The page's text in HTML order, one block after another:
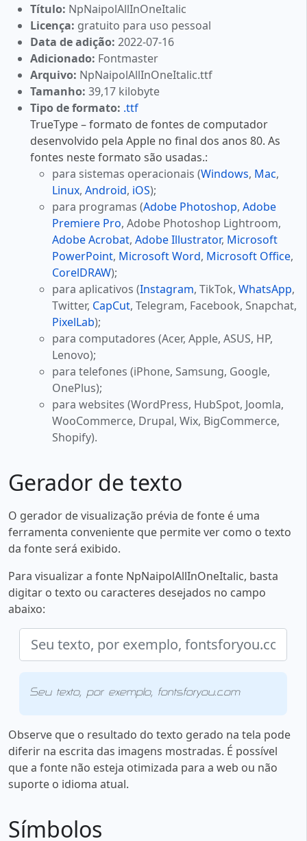
Título: NpNaipolAllInOneItalic
Licença: gratuito para uso pessoal
Data de adição: 2022-07-16
Adicionado: Fontmaster
Arquivo: NpNaipolAllInOneItalic.ttf
Tamanho: 39,17 kilobyte
Tipo de formato: .ttf
TrueType – formato de fontes de computador
desenvolvido pela Apple no final dos anos 80. As
fontes neste formato são usadas.:
para sistemas operacionais (Windows, Mac,
Linux, Android, iOS);
para programas (Adobe Photoshop, Adobe
Premiere Pro, Adobe Photoshop Lightroom,
Adobe Acrobat, Adobe Illustrator, Microsoft
PowerPoint, Microsoft Word, Microsoft Office,
CorelDRAW);
para aplicativos (Instagram, TikTok, WhatsApp,
Twitter, CapCut, Telegram, Facebook, Snapchat,
PixelLab);
para computadores (Acer, Apple, ASUS, HP,
Lenovo);
para telefones (iPhone, Samsung, Google,
OnePlus);
para websites (WordPress, HubSpot, Joomla,
WooCommerce, Drupal, Wix, BigCommerce,
Shopify).
Gerador de texto
O gerador de visualização prévia de fonte é uma
ferramenta conveniente que permite ver como o texto
da fonte será exibido.
Para visualizar a fonte NpNaipolAllInOneItalic, basta
digitar o texto ou caracteres desejados no campo
abaixo:
Seu texto, por exemplo, fontsforyou.com
Observe que o resultado do texto gerado na tela pode
diferir na escrita das imagens mostradas. É possível
que a fonte não esteja otimizada para a web ou não
suporte o idioma atual.
Símbolos